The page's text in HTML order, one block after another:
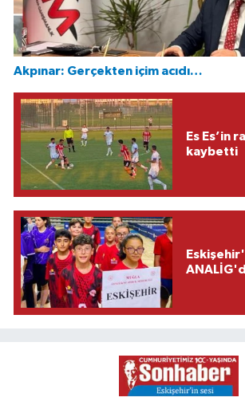
Akpınar: Gerçekten içim acıdı…
Es Es’in
kaybetti